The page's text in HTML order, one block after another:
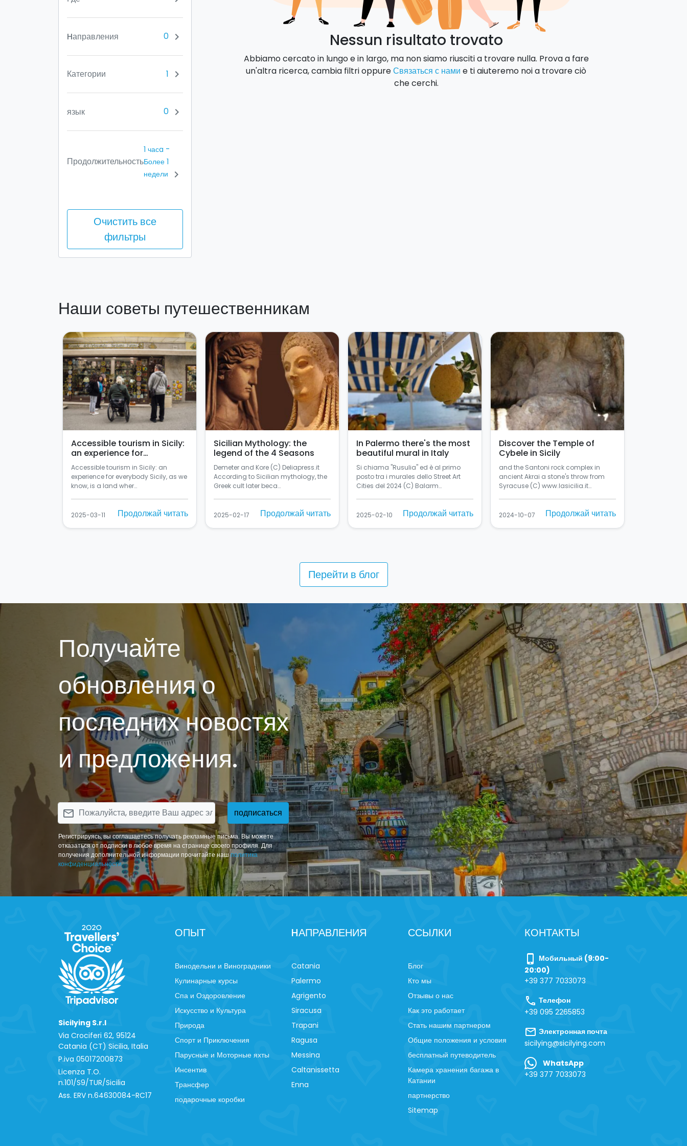
Hаправления 0 chevron_right
Категории 1 chevron_right
язык 0 chevron_right
Продолжительность
1 часa -
Более 1
недели
chevron_right
Очистить все
фильтры
Nessun risultato trovato
Abbiamo cercato in lungo e in largo, ma non siamo riusciti a trovare nulla. Prova a fare
un'altra ricerca, cambia filtri oppureСвязаться с нами e ti aiuteremo noi a trovare ciò
che cerchi.
Наши советы путешественникам
Accessible tourism in Sicily:
an experience for
everybody
Accessible tourism in Sicily: an
experience for everybody Sicily, as we
know, is a land wher…
2025-03-11 Продолжай читать
Sicilian Mythology: the
legend of the 4 Seasons
Demeter and Kore (C) Deliapress.it
According to Sicilian mythology, the
Greek cult later beca…
2025-02-17 Продолжай читать
In Palermo there's the most
beautiful mural in Italy
Si chiama "Rusulia" ed è al primo
posto tra i murales dello Street Art
Cities del 2024 (C) Balarm…
2025-02-10 Продолжай читать
Discover the Temple of
Cybele in Sicily
and the Santoni rock complex in
ancient Akrai a stone's throw from
Syracuse (C) www.lasicilia.it…
2024-10-07 Продолжай читать
Перейти в блог
Получайте
обновления о
последних новостях
и предложения.
email подписаться
Регистрируясь, вы соглашаетесь получать рекламные письма. Вы можете
отказаться от подписки в любое время на странице своего профиля. Для
получения дополнительной информации прочитайте нашполитика
конфиденциальности
Sicilying S.r.l
Via Crociferi 62, 95124
Catania (CT) Sicilia, Italia
P.iva 0‍5017200873
Licenza T.O.
n.101/S9/TUR/Sicilia
Ass. ERV n.64630084-RC17
ОПЫТ
Винодельни и Виноградники
Кулинарные курсы
Спа и Оздоровление
Искусство и Культура
Природа
Спорт и Приключения
Парусные и Моторные яхты
Инсентив
Трансфер
подарочные коробки
HАПРАВЛЕНИЯ
Catania
Palermo
Agrigento
Siracusa
Trapani
Ragusa
Messina
Caltanissetta
Enna
ССЫЛКИ
Блог
Кто мы
Отзывы о нас
Как это работает
Стать нашим партнером
Общие положения и условия
бесплатный путеводитель
Камера хранения багажа в
Катании
партнерство
Sitemap
КОНТАКТЫ
phone_iphone
Мобильный (9:00-
20:00)
+39 377 7033073
call Телефон
+39 095 2265853
mail Электронная почта
sicilying@sicilying.com
WhatsApp
+39 377 7033073